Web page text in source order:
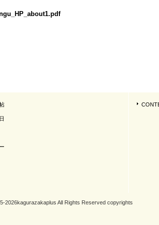
2026kagurazakaplus All Rights Reserved copyrights